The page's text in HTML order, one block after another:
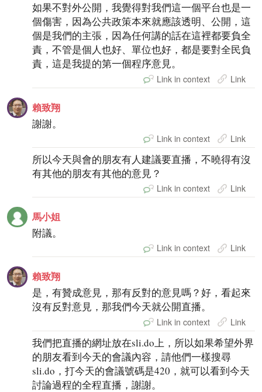
如果不對外公開，我覺得對我們這一個平台也是一
個傷害，因為公共政策本來就應該透明、公開，這
個是我們的主張，因為任何講的話在這裡都要負全
責，不管是個人也好、單位也好，都是要對全民負
責，這是我提的第一個程序意見。
Link in context Link
賴致翔
謝謝。
Link in context Link
所以今天與會的朋友有人建議要直播，不曉得有沒
有其他的朋友有其他的意見？
Link in context Link
馬小姐
附議。
Link in context Link
賴致翔
是，有贊成意見，那有反對的意見嗎？好，看起來
沒有反對意見，那我們今天就公開直播。
Link in context Link
我們把直播的網址放在sli.do上，所以如果希望外界
的朋友看到今天的會議內容，請他們一樣搜尋
sli.do，打今天的會議號碼是420，就可以看到今天
討論過程的全程直播，謝謝。